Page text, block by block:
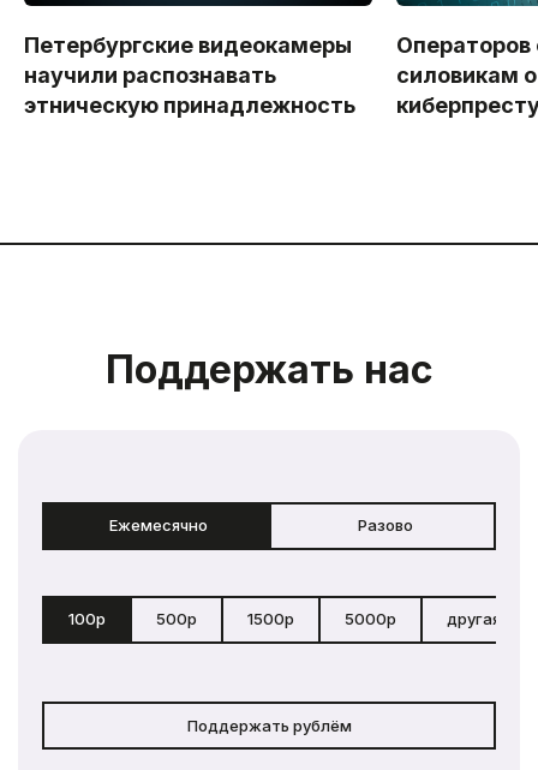
Петербургские видеокамеры
научили распознавать
этническую принадлежность
силовикам
Поддержать нас
Ежемесячно Разово
100р 500р 1500р 5000р другая
Поддержать рублём